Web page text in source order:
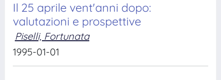
Il 25 aprile vent'anni dopo:
valutazioni e prospettive
Piselli, Fortunata
1995-01-01